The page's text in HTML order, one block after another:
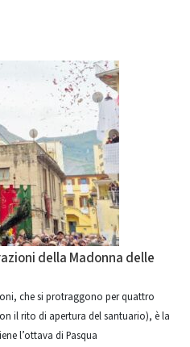
della Madonna delle
che si protraggono per quattro
il rito di apertura del santuario), è la
l’ottava di Pasqua